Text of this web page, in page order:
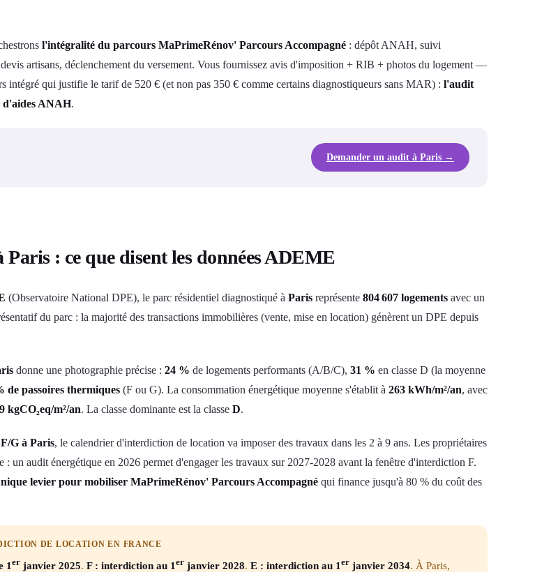
l'intégralité du parcours MaPrimeRénov' Parcours Accompagné : dépôt ANAH, suivi
artisans, déclenchement du versement. Vous fournissez avis d'imposition + RIB + photos du logement —
intégré qui justifie le tarif de 520 € (et non pas 350 € comme certains diagnostiqueurs sans MAR) : l'audit
d'aides ANAH.
Demander un audit à Paris →
: ce que disent les données ADEME
(Observatoire National DPE), le parc résidentiel diagnostiqué à Paris représente 804 607 logements avec un
du parc : la majorité des transactions immobilières (vente, mise en location) génèrent un DPE depuis
donne une photographie précise : 24 % de logements performants (A/B/C), 31 % en classe D (la moyenne
de passoires thermiques (F ou G). La consommation énergétique moyenne s'établit à 263 kWh/m²/an, avec
kgCO₂eq/m²/an. La classe dominante est la classe D.
G à Paris, le calendrier d'interdiction de location va imposer des travaux dans les 2 à 9 ans. Les propriétaires
: un audit énergétique en 2026 permet d'engager les travaux sur 2027-2028 avant la fenêtre d'interdiction F.
levier pour mobiliser MaPrimeRénov' Parcours Accompagné qui finance jusqu'à 80 % du coût des
DE LOCATION EN FRANCE
1 er janvier 2025. F : interdiction au 1 er janvier 2028. E : interdiction au 1 er janvier 2034. À Paris,